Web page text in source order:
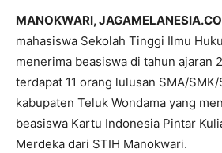
MANOKWARI,
mahasiswa Sekolah Tinggi Ilmu
menerima beasiswa di tahun ajaran
terdapat 11 orang lulusan SMA/
kabupaten Teluk Wondama yang
beasiswa Kartu Indonesia Pintar
Merdeka dari STIH Manokwari.